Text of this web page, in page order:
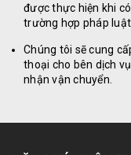
được thực hiện khi
trường hợp pháp
Chúng tôi sẽ cung
thoại cho bên dịch
nhận vận chuyển.